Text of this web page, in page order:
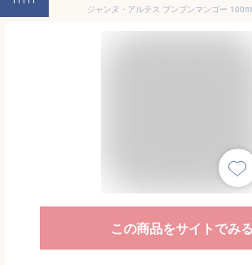
ジャンヌ・アルテス ブンブンマンゴー
この商品をサイトでみる